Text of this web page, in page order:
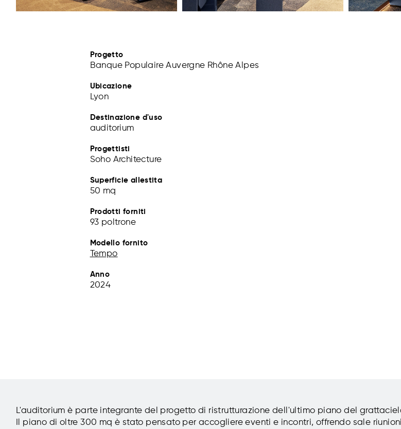
Progetto
Banque Populaire Auvergne Rhône Alpes
Ubicazione
Lyon
Destinazione d'uso
auditorium
Progettisti
Soho Architecture
Superficie allestita
50 mq
Prodotti forniti
93 poltrone
Modello fornito
Tempo
Anno
2024
L'auditorium è parte integrante del progetto di ristrutturazione dell'ultimo piano del
Il piano di oltre 300 mq è stato pensato per accogliere eventi e incontri, offrendo sale